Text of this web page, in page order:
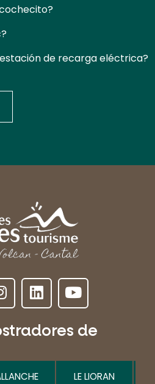
de recarga eléctrica?
de
LE LIORAN